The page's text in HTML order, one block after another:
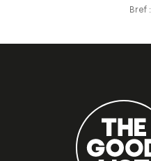
Bref :